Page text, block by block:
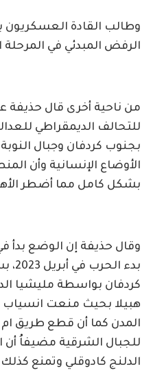
وطالب القادة العسكريون
الرفض المبدئي في المرحلة
من ناحية أخرى قال حذيفة
للتحالف الديمقراطي
بجنوب كردفان وجبال
الأوضاع الإنسانية وأن
بشكل كامل مما أضطر
وقال حذيفة إن الوضع بدأ
بدء
كردفان بواسطة مليشيا
هبيلا بحيث منعت انسياب
المدن كما أن قطع طريق
للجبال الشرقية مضيفاُ
الدلنج كادوقلي وتمنع